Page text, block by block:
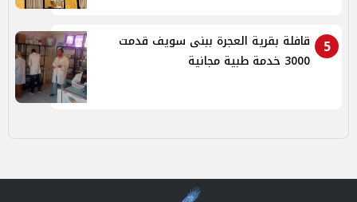
5
قافلة بقرية العجرة ببنى سويف قدمت
3000 خدمة طبية مجانية